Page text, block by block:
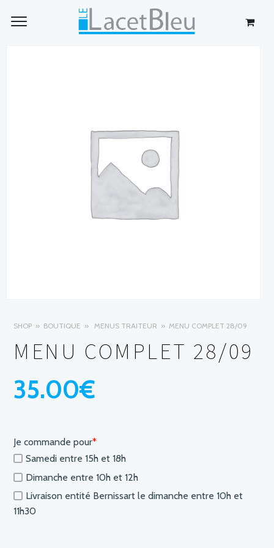
SHOP BOUTIQUE MENUS TRAITEUR MENU COMPLET 28/09
MENU COMPLET 28/09
35.00€
Je commande pour*
Samedi entre 15h et 18h
Dimanche entre 10h et 12h
Livraison entité Bernissart le dimanche entre 10h et
11h30